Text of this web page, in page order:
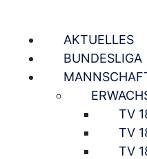
AKTUELLES
BUNDESLIGA
TV
TV
TV